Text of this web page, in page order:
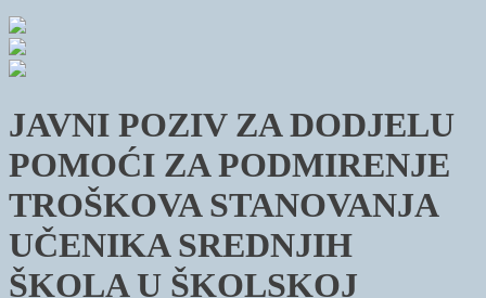
JAVNI POZIV ZA DODJELU
POMOĆI ZA PODMIRENJE
TROŠKOVA STANOVANJA
UČENIKA SREDNJIH
ŠKOLA U ŠKOLSKOJ